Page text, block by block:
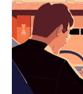
выбрать
дату.
Чтобы
закрыть
календарь,
нажмите
Esc.